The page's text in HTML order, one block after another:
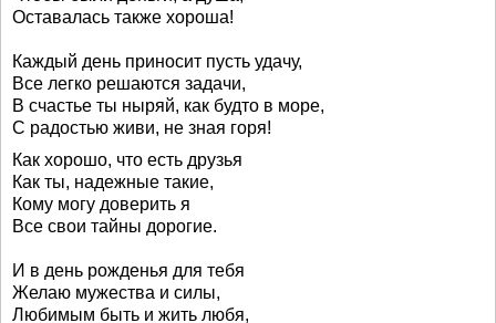
Оставалась также хороша!
Каждый день приносит пусть удачу,
Все легко решаются задачи,
В счастье ты ныряй, как будто в море,
С радостью живи, не зная горя!
Как хорошо, что есть друзья
Как ты, надежные такие,
Кому могу доверить я
Все свои тайны дорогие.
И в день рожденья для тебя
Желаю мужества и силы,
Любимым быть и жить любя,